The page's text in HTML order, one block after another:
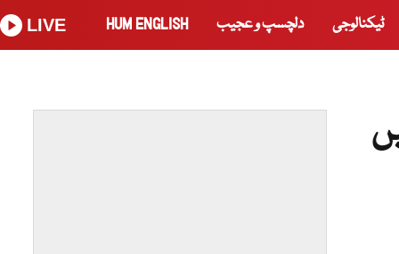
ٹیکنالوجی دلچسپ و عجیب HUM ENGLISH
LIVE